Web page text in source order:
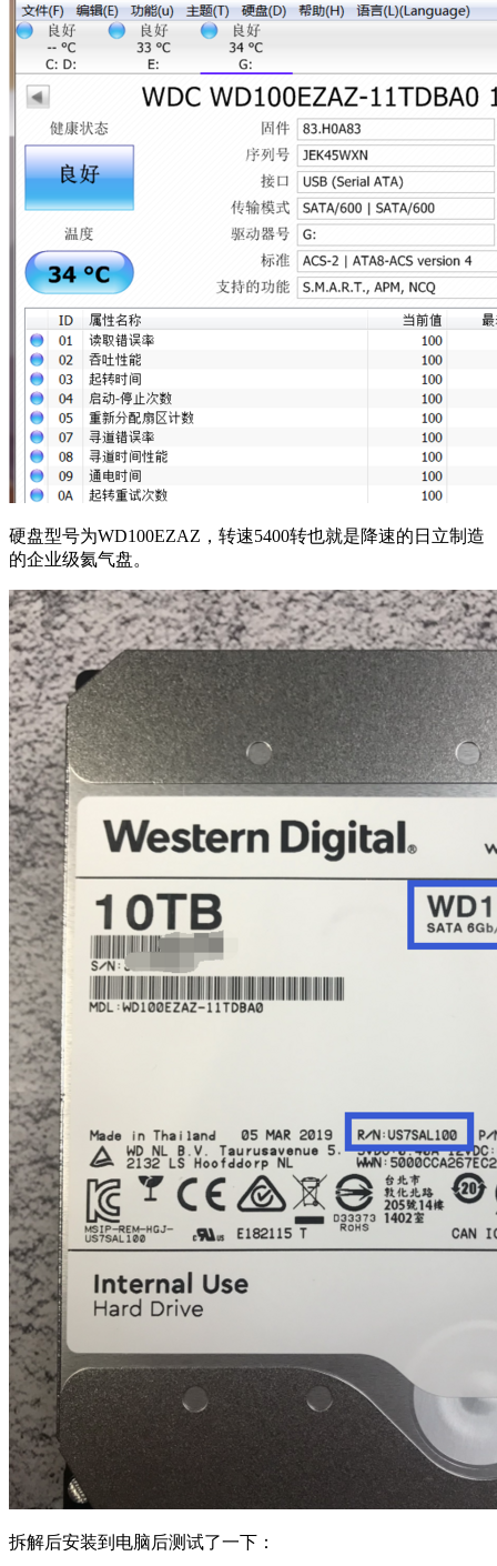
硬盘型号为WD100EZAZ，转速5400转也就是降速的日立制造
的企业级氦气盘。
拆解后安装到电脑后测试了一下：